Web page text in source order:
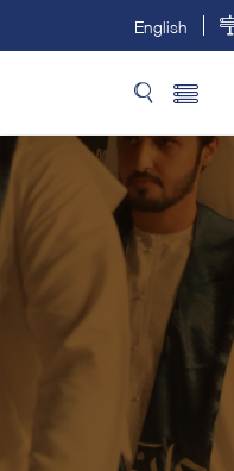
English